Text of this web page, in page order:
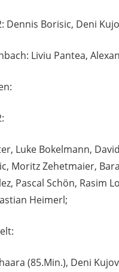
Dennis Borisic, Deni
Liviu Pantea,
Luke Bokelmann,
Moritz Zehetmaier,
Pascal Schön, Rasim
Heimerl;
(85.Min.), Deni